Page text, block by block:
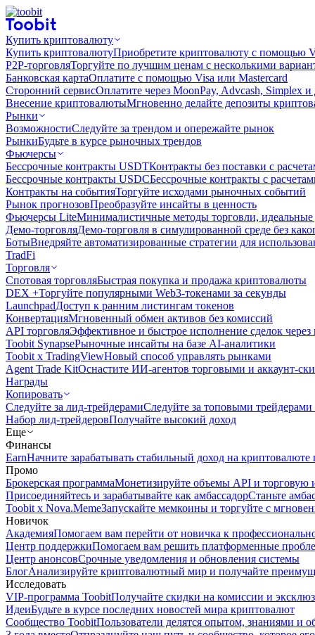
Купить криптовалюту
Купить криптовалютуПриобретите криптовалюту с помощью
P2P-торговляТоргуйте по лучшим ценам с несколькими
Банковская картаОплатите с помощью Visa или Mastercard
Сторонний сервисОплатите через MoonPay, Advcash, Simplex и
Внесение криптовалютыМгновенно делайте депозиты
Рынки
ВозможностиСледуйте за трендом и опережайте рынок
РынкиБудьте в курсе рыночных трендов
Фьючерсы
Бессрочные контракты USDTКонтракты без поставки с
Бессрочные контракты USDCБессрочные контракты с
Контракты на событияТоргуйте исходами рыночных событий
Рынок прогнозовПреобразуйте инсайты в ценность
Фьючерсы LiteМинималистичные методы торговли, идеальные
Демо-торговляДемо-торговля в симулированной среде без
БотыВнедряйте автоматизированные стратегии для
TradFi
Торговля
Спотовая торговляБыстрая покупка и продажа криптовалюты
DEX +Торгуйте популярными Web3-токенами за секунды
LaunchpadДоступ к ранним листингам токенов
КонвертацияМгновенный обмен активов без комиссий
API торговляЭффективное и быстрое исполнение сделок
Toobit SynapseРыночные инсайты на базе AI-аналитики
Toobit x TradingViewНовый способ управлять рынками
Agent Trade KitОснастите ИИ-агентов торговыми и аккаунт-
Награды
Копировать
Следуйте за лид-трейдерамиСледуйте за топовыми
Набор лид-трейдеровПолучайте высокий доход
Еще
Финансы
EarnНачните зарабатывать стабильный доход на криптовалюте
Промо
Брокерская программаМонетизируйте объемы API и торговую
Присоединяйтесь и зарабатывайте как амбассадорСтаньте
Toobit x Nova.MemeЗапускайте мемкоины и торгуйте с
Новичок
АкадемияПомогаем вам перейти от новичка к
Центр поддержкиПомогаем вам решить платформенные
Центр анонсовСрочные уведомления и обновления системы
БлогАнализируйте криптовалютный мир и получайте
Исследовать
VIP-программа ToobitПолучайте скидки на комиссии и
ИдеиБудьте в курсе последних новостей мира криптовалют
Сообщество ToobitПользователи делятся опытом, знаниями и